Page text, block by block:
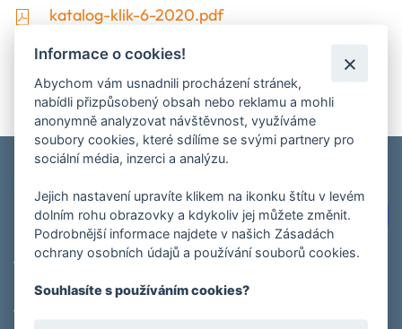
katalog-klik-6-2020.pdf
Sledujte nás na
THERMONT spol. s.r.o.
Ulice 2. května 1574,
763 61 Napajedla
Informace o cookies!
Abychom vám usnadnili procházení stránek,
nabídli přizpůsobený obsah nebo reklamu a mohli
anonymně analyzovat návštěvnost, využíváme
soubory cookies, které sdílíme se svými partnery pro
sociální média, inzerci a analýzu.
Jejich nastavení upravíte klikem na ikonku štítu v levém
dolním rohu obrazovky a kdykoliv jej můžete změnit.
Podrobnější informace najdete v našich Zásadách
ochrany osobních údajů a používání souborů cookies.
Souhlasíte s používáním cookies?